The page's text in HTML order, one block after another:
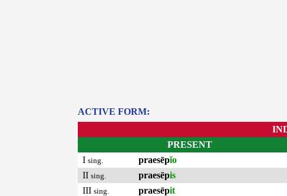
ACTIVE FORM:
PRESENT
I sing. praesēpĭo
II sing. praesēpis
III sing. praesēpit